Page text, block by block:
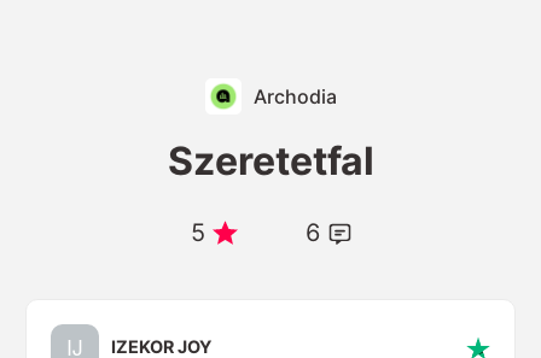
Archodia
Szeretetfal
5 6
IZEKOR JOY